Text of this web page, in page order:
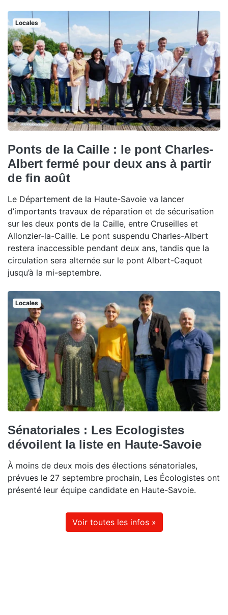
Locales
Ponts de la Caille : le pont Charles-
Albert fermé pour deux ans à partir
de fin août
Le Département de la Haute-Savoie va lancer
d’importants travaux de réparation et de sécurisation
sur les deux ponts de la Caille, entre Cruseilles et
Allonzier-la-Caille. Le pont suspendu Charles-Albert
restera inaccessible pendant deux ans, tandis que la
circulation sera alternée sur le pont Albert-Caquot
jusqu’à la mi-septembre.
Locales
Sénatoriales : Les Ecologistes
dévoilent la liste en Haute-Savoie
À moins de deux mois des élections sénatoriales,
prévues le 27 septembre prochain, Les Écologistes ont
présenté leur équipe candidate en Haute-Savoie.
Voir toutes les infos »